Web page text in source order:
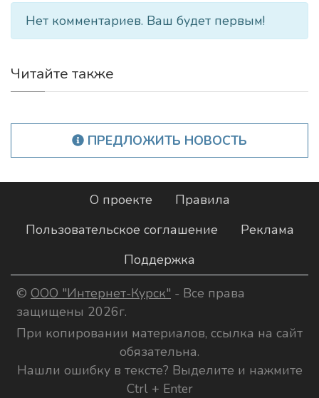
Нет комментариев. Ваш будет первым!
Читайте также
ПРЕДЛОЖИТЬ НОВОСТЬ
О проекте
Правила
Пользовательское соглашение
Реклама
Поддержка
© ООО "Интернет-Курск" - Все права
защищены 2026г.
При копировании материалов, ссылка на сайт
обязательна.
Нашли ошибку в тексте? Выделите и нажмите
Ctrl + Enter